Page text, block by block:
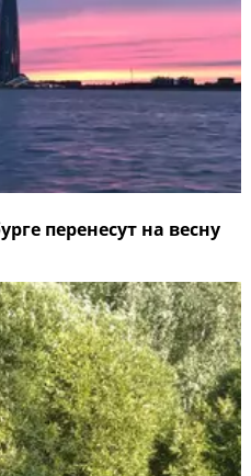
перенесут на весну